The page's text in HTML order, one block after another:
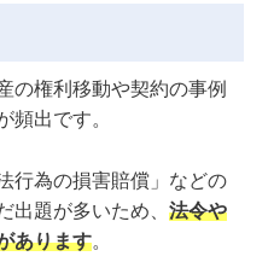
の権利移動や契約の事例
頻出です。
行為の損害賠償」などの
出題が多いため、 法令や
あります。